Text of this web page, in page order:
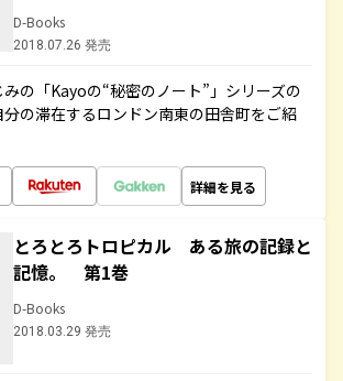
D-Books
2018.07.26 発売
の「Kayoの“秘密のノート”」シリーズの
の滞在するロンドン南東の田舎町をご紹
詳細を見る
とろとろトロピカル ある旅の記録と
記憶。 第1巻
D-Books
2018.03.29 発売